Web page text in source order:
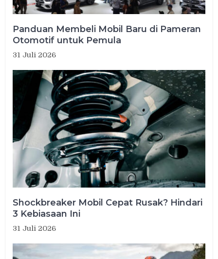
Panduan Membeli Mobil Baru di Pameran
Otomotif untuk Pemula
31 Juli 2026
Shockbreaker Mobil Cepat Rusak? Hindari
3 Kebiasaan Ini
31 Juli 2026